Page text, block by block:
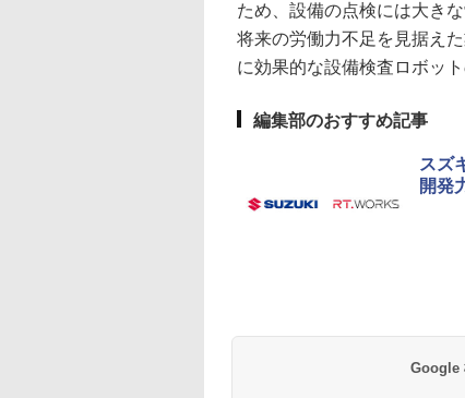
ため、設備の点検には大き
将来の労働力不足を見据え
に効果的な設備検査ロボッ
編集部のおすすめ記事
スズ
開発
Google